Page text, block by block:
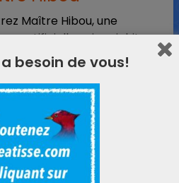
Maître Hibou, une
artificielle qui enrichit
Il soutient les
les parents, éveille la
peut apporter son aide
l'apprentissage amusant
besoin de vous!